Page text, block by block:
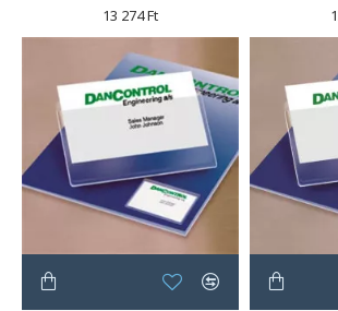
13 274 Ft